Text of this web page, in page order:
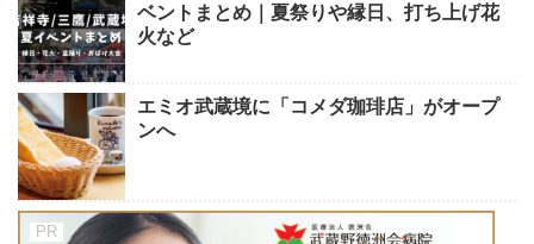
ベントまとめ｜夏祭りや縁日、打ち上げ花
火など
エミオ武蔵境に「コメダ珈琲店」がオープ
ンへ